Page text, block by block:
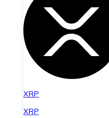
XRP
XRP